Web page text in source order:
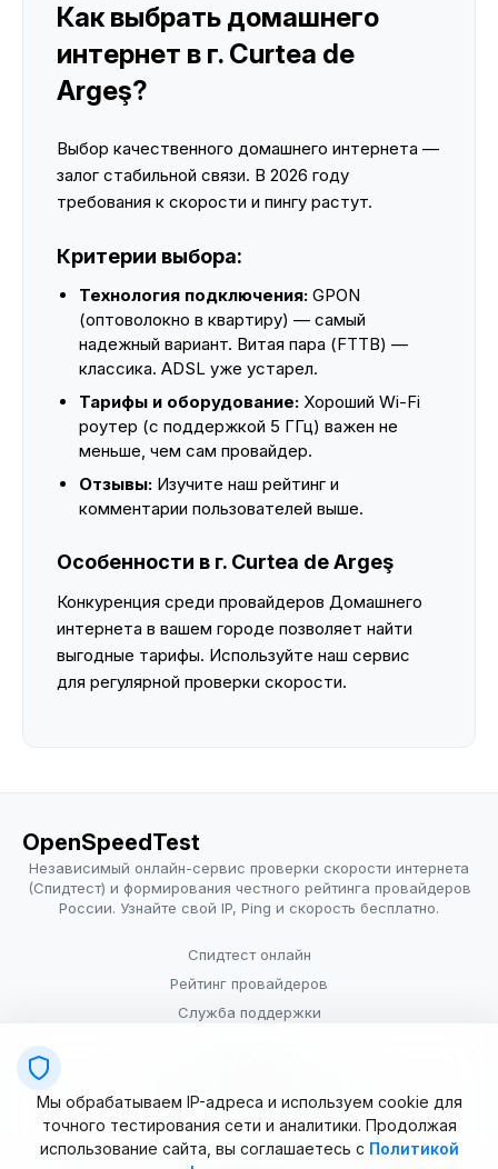
Как выбрать домашнего
интернет в г. Curtea de
Argeş?
Выбор качественного домашнего интернета —
залог стабильной связи. В 2026 году
требования к скорости и пингу растут.
Критерии выбора:
Технология подключения: GPON
(оптоволокно в квартиру) — самый
надежный вариант. Витая пара (FTTB) —
классика. ADSL уже устарел.
Тарифы и оборудование: Хороший Wi-Fi
роутер (с поддержкой 5 ГГц) важен не
меньше, чем сам провайдер.
Отзывы: Изучите наш рейтинг и
комментарии пользователей выше.
Особенности в г. Curtea de Argeş
Конкуренция среди провайдеров Домашнего
интернета в вашем городе позволяет найти
выгодные тарифы. Используйте наш сервис
для регулярной проверки скорости.
OpenSpeedTest
Независимый онлайн-сервис проверки скорости интернета
(Спидтест) и формирования честного рейтинга провайдеров
России. Узнайте свой IP, Ping и скорость бесплатно.
Спидтест онлайн
Рейтинг провайдеров
Служба поддержки
Условия использования
Мы обрабатываем IP-адреса и используем cookie для
точного тестирования сети и аналитики. Продолжая
использование сайта, вы соглашаетесь с Политикой